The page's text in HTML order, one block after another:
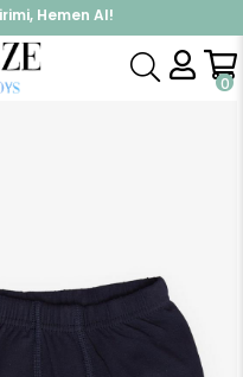
Hemen Al!
Hemen Üye Ol!
0
Giyim